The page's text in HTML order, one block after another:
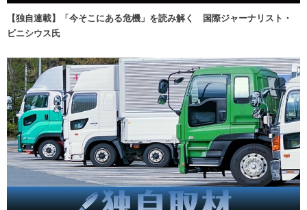
【独自連載】「今そこにある危機」を読み解く 国際ジャーナリスト・
ビニシウス氏